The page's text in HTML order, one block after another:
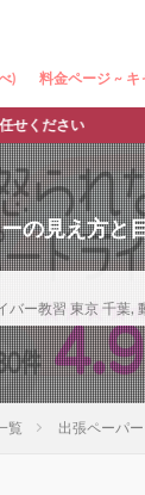
) 料金ページ ~ キ
い
の見え方と
バー教習 東京 千葉,
覧 出張ペーパ